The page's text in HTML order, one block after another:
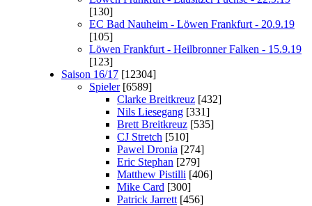
[130]
EC Bad Nauheim - Löwen Frankfurt - 20.9.19
[105]
Löwen Frankfurt - Heilbronner Falken - 15.9.19
[123]
Saison 16/17 [12304]
Spieler[6589]
Clarke Breitkreuz [432]
Nils Liesegang [331]
Brett Breitkreuz [535]
CJ Stretch [510]
Pawel Dronia [274]
Eric Stephan [279]
Matthew Pistilli [406]
Mike Card [300]
Patrick Jarrett [456]